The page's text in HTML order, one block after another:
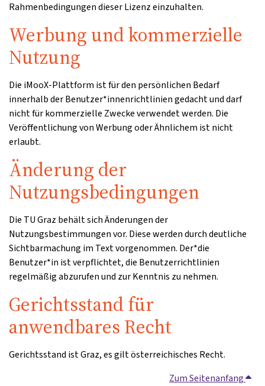
Rahmenbedingungen dieser Lizenz einzuhalten.
Werbung und kommerzielle
Nutzung
Die iMooX-Plattform ist für den persönlichen Bedarf
innerhalb der Benutzer*innenrichtlinien gedacht und darf
nicht für kommerzielle Zwecke verwendet werden. Die
Veröffentlichung von Werbung oder Ähnlichem ist nicht
erlaubt.
Änderung der
Nutzungsbedingungen
Die TU Graz behält sich Änderungen der
Nutzungsbestimmungen vor. Diese werden durch deutliche
Sichtbarmachung im Text vorgenommen. Der*die
Benutzer*in ist verpflichtet, die Benutzerrichtlinien
regelmäßig abzurufen und zur Kenntnis zu nehmen.
Gerichtsstand für
anwendbares Recht
Gerichtsstand ist Graz, es gilt österreichisches Recht.
Zum Seitenanfang